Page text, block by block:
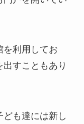
を利用してお
すこともあり
も達には新し